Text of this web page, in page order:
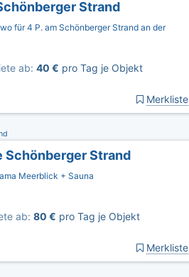
Strand
für 4 P. am Schönberger Strand an der
ab: 40 € pro Tag je Objekt
Merkliste
Schönberger Strand
Meerblick + Sauna
ab: 80 € pro Tag je Objekt
Merkliste